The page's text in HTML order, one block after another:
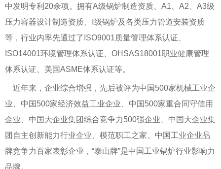
中发明专利20余项。拥有A级锅炉制造资质、A1、A2、A3级
压力容器设计制造资质、Ⅰ级锅炉及各类压力管道安装资质
等，行业内率先通过了ISO9001质量管理体系认证、
ISO14001环境管理体系认证、OHSAS18001职业健康管理
体系认证、美国ASME体系认证等。
近年来，企业综合增强，先后被评为中国500家机械工业企
业、中国500家经济效益工业企业、中国500家重合同守信用
企业、中国大企业集团综合竞争力500强企业、中国大企业集
团自主创新能力行业企业、模范职工之家、中国工业企业品
牌竞争力百家表彰企业，“泰山牌”是中国工业锅炉行业影响力
品牌。